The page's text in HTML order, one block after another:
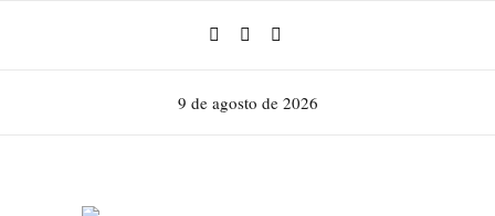
9 de agosto de 2026